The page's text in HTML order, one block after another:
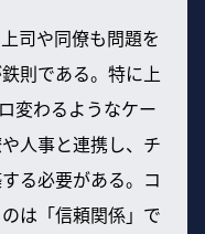
司や同僚も問題を
則である。特に上
変わるようなケー
人事と連携し、チ
る必要がある。コ
は「信頼関係」で